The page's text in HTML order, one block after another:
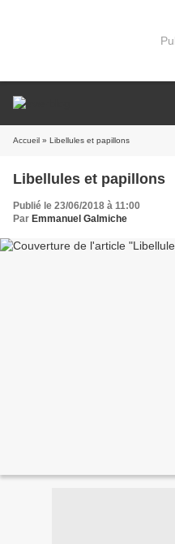
Accueil » Libellules et papillons
Libellules et papillons
Publié le 23/06/2018 à 11:00
Par Emmanuel Galmiche